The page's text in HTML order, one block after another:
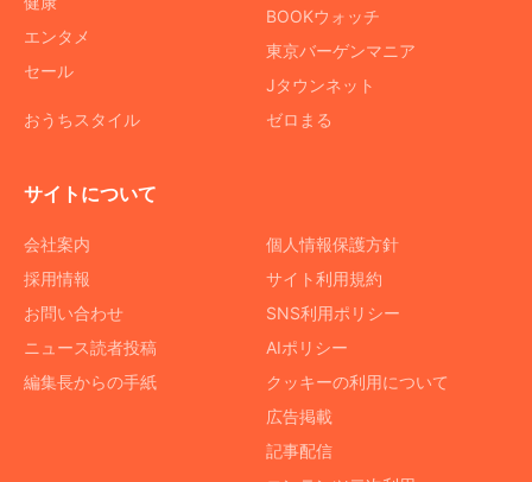
エンタメ
セール
おうちスタイル
BOOKウォッチ
東京バーゲンマニア
Jタウンネット
ゼロまる
サイトについて
会社案内
採用情報
お問い合わせ
ニュース読者投稿
編集長からの手紙
個人情報保護方針
サイト利用規約
SNS利用ポリシー
AIポリシー
クッキーの利用について
広告掲載
記事配信